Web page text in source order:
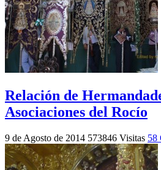
Relación de
Asociaciones del Rocío
9 de Agosto de 2014 573846 Visitas 58